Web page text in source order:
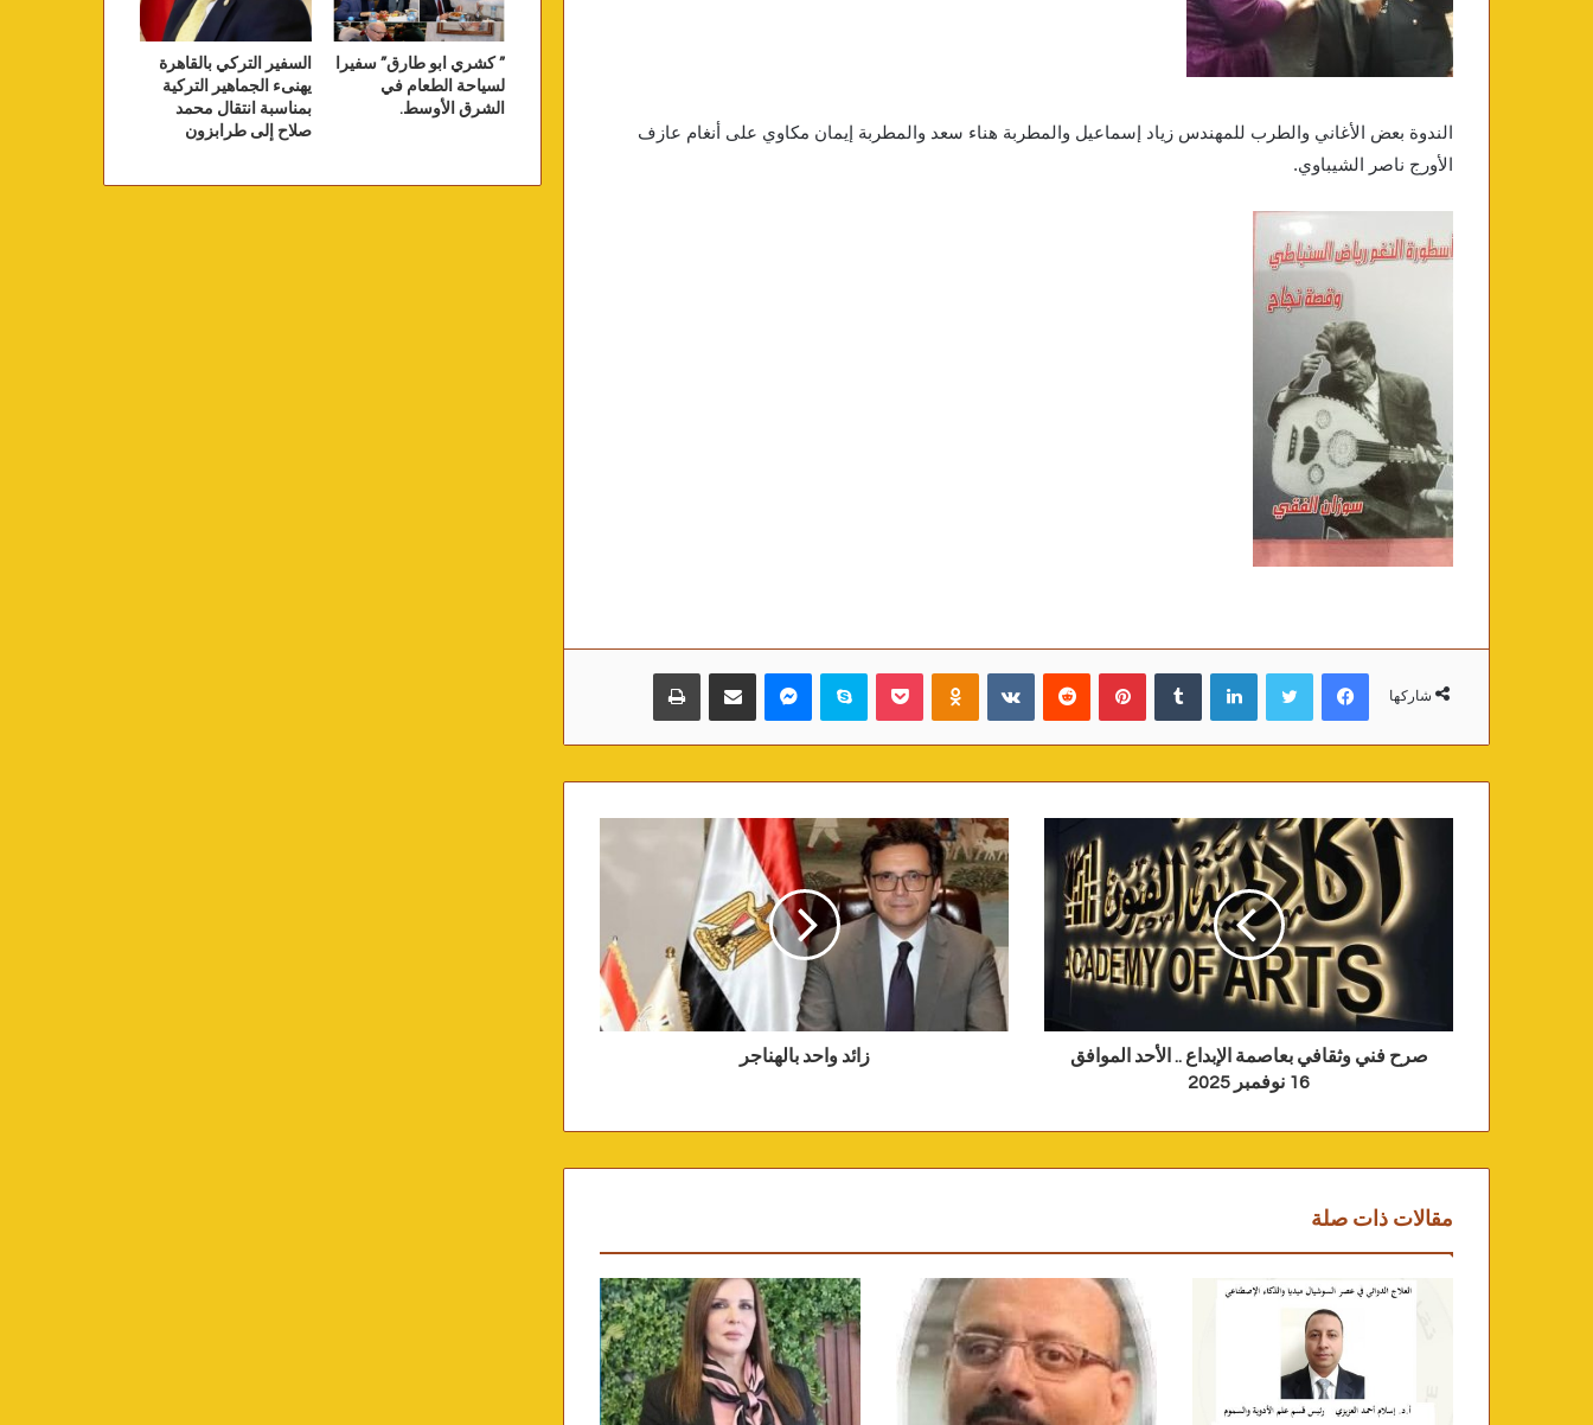
الندوة بعض الأغاني والطرب للمهندس زياد إسماعيل والمطربة هناء سعد والمطربة إيمان مكاوي على أنغام عازف
الأورج ناصر الشيباوي.
شاركها
فيسبوك لينكدإن بينتيريست بوكيت سكايب
صرح فني وثقافي بعاصمة الإبداع .. الأحد الموافق
16 نوفمبر 2025
زائد واحد بالهناجر
مقالات ذات صلة
” كشري ابو طارق” سفيرا
لسياحة الطعام في
الشرق الأوسط.
السفير التركي بالقاهرة
يهنىء الجماهير التركية
بمناسبة انتقال محمد
صلاح إلى طرابزون